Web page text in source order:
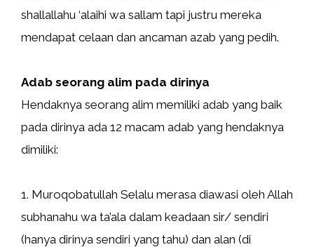
shallallahu ‘alaihi wa sallam tapi justru mereka
mendapat celaan dan ancaman azab yang pedih.
Adab seorang alim pada dirinya
Hendaknya seorang alim memiliki adab yang baik
pada dirinya ada 12 macam adab yang hendaknya
dimiliki:
1. Muroqobatullah Selalu merasa diawasi oleh Allah
subhanahu wa ta’ala dalam keadaan sir/ sendiri
(hanya dirinya sendiri yang tahu) dan alan (di